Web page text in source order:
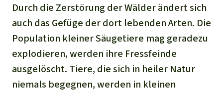
Durch die Zerstörung der Wälder ändert sich
auch das Gefüge der dort lebenden Arten. Die
Population kleiner Säugetiere mag geradezu
explodieren, werden ihre Fressfeinde
ausgelöscht. Tiere, die sich in heiler Natur
niemals begegnen, werden in kleinen